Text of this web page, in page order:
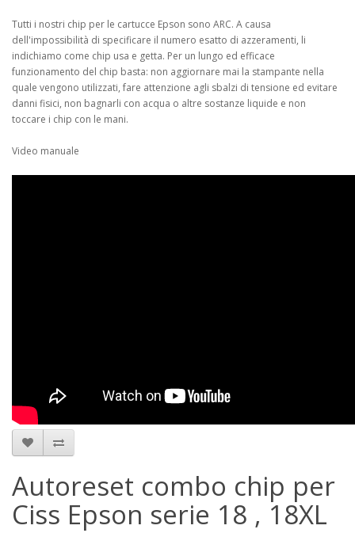
Tutti i nostri chip per le cartucce Epson sono ARC. A causa
dell'impossibilità di specificare il numero esatto di azzeramenti, li
indichiamo come chip usa e getta. Per un lungo ed efficace
funzionamento del chip basta: non aggiornare mai la stampante nella
quale vengono utilizzati, fare attenzione agli sbalzi di tensione ed evitare
danni fisici, non bagnarli con acqua o altre sostanze liquide e non
toccare i chip con le mani.
Video manuale
Autoreset combo chip per
Ciss Epson serie 18 , 18XL